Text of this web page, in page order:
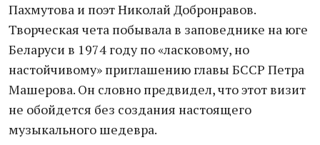
Пахмутова и поэт Николай Добронравов.
Творческая чета побывала в заповеднике на юге
Беларуси в 1974 году по «ласковому, но
настойчивому» приглашению главы БССР Петра
Машерова. Он словно предвидел, что этот визит
не обойдется без создания настоящего
музыкального шедевра.